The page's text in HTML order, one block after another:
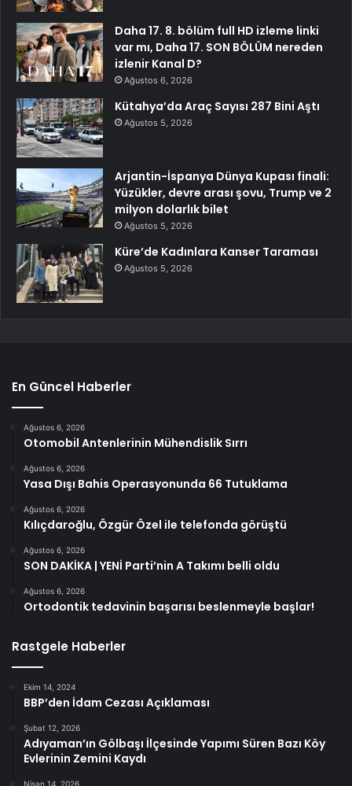
Daha 17. 8. bölüm full HD izleme linki
var mı, Daha 17. SON BÖLÜM nereden
izlenir Kanal D?
Ağustos 6, 2026
Kütahya’da Araç Sayısı 287 Bini Aştı
Ağustos 5, 2026
Arjantin-İspanya Dünya Kupası finali:
Yüzükler, devre arası şovu, Trump ve 2
milyon dolarlık bilet
Ağustos 5, 2026
Küre’de Kadınlara Kanser Taraması
Ağustos 5, 2026
En Güncel Haberler
Ağustos 6, 2026
Otomobil Antenlerinin Mühendislik Sırrı
Ağustos 6, 2026
Yasa Dışı Bahis Operasyonunda 66 Tutuklama
Ağustos 6, 2026
Kılıçdaroğlu, Özgür Özel ile telefonda görüştü
Ağustos 6, 2026
SON DAKİKA | YENİ Parti’nin A Takımı belli oldu
Ağustos 6, 2026
Ortodontik tedavinin başarısı beslenmeyle başlar!
Rastgele Haberler
Ekim 14, 2024
BBP’den İdam Cezası Açıklaması
Şubat 12, 2026
Adıyaman’ın Gölbaşı İlçesinde Yapımı Süren Bazı Köy
Evlerinin Zemini Kaydı
Nisan 14, 2026